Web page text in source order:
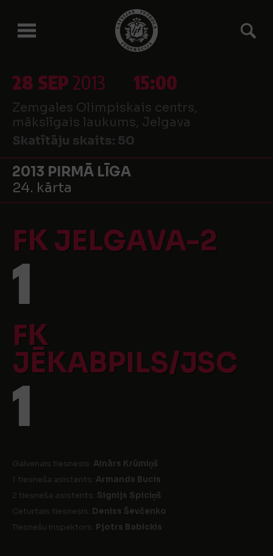
28 SEP2013 15:00
Zemgales Olimpiskais centrs,
mākslīgais laukums, Jelgava
Skatītāju skaits: 50
2013 PIRMĀ LĪGA
24. kārta
FK JELGAVA-2
1
FK
JĒKABPILS/JSC
1
Galvenais tiesnesis: Ainārs Krūmiņš
1 tiesneša asistents: Armands Bucis
2 tiesneša asistents: Signijs Spiciņš
Ceturtais tiesnesis: Deniss Ševčenko
Tiesnešu inspektors: Pjotrs Babickis